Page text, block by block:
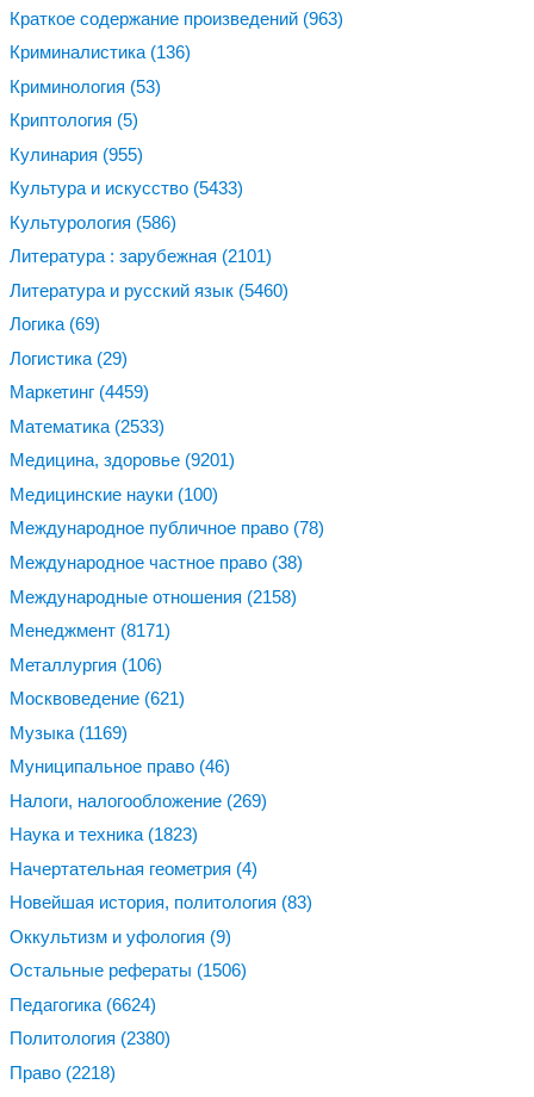
Краткое содержание произведений (963)
Криминалистика (136)
Криминология (53)
Криптология (5)
Кулинария (955)
Культура и искусство (5433)
Культурология (586)
Литература : зарубежная (2101)
Литература и русский язык (5460)
Логика (69)
Логистика (29)
Маркетинг (4459)
Математика (2533)
Медицина, здоровье (9201)
Медицинские науки (100)
Международное публичное право (78)
Международное частное право (38)
Международные отношения (2158)
Менеджмент (8171)
Металлургия (106)
Москвоведение (621)
Музыка (1169)
Муниципальное право (46)
Налоги, налогообложение (269)
Наука и техника (1823)
Начертательная геометрия (4)
Новейшая история, политология (83)
Оккультизм и уфология (9)
Остальные рефераты (1506)
Педагогика (6624)
Политология (2380)
Право (2218)